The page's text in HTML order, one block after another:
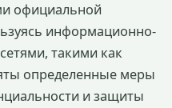
официальной
информационно-
такими как
определенные меры
и защиты